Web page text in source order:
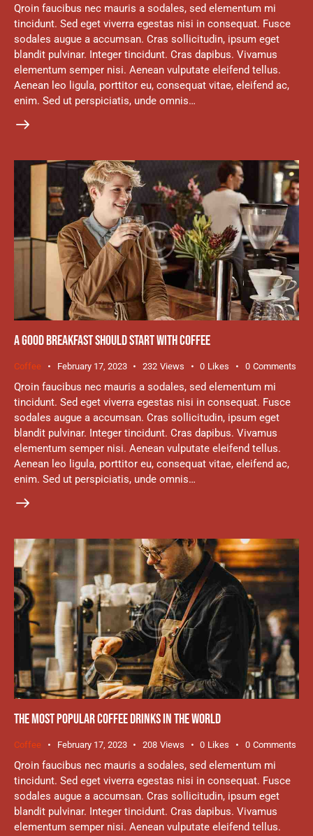
Qroin faucibus nec mauris a sodales, sed elementum mi
tincidunt. Sed eget viverra egestas nisi in consequat. Fusce
sodales augue a accumsan. Cras sollicitudin, ipsum eget
blandit pulvinar. Integer tincidunt. Cras dapibus. Vivamus
elementum semper nisi. Aenean vulputate eleifend tellus.
Aenean leo ligula, porttitor eu, consequat vitae, eleifend ac,
enim. Sed ut perspiciatis, unde omnis…
A GOOD BREAKFAST SHOULD START WITH COFFEE
Coffee February 17, 2023 232 Views 0 Likes 0 Comments
Qroin faucibus nec mauris a sodales, sed elementum mi
tincidunt. Sed eget viverra egestas nisi in consequat. Fusce
sodales augue a accumsan. Cras sollicitudin, ipsum eget
blandit pulvinar. Integer tincidunt. Cras dapibus. Vivamus
elementum semper nisi. Aenean vulputate eleifend tellus.
Aenean leo ligula, porttitor eu, consequat vitae, eleifend ac,
enim. Sed ut perspiciatis, unde omnis…
THE MOST POPULAR COFFEE DRINKS IN THE WORLD
Coffee February 17, 2023 208 Views 0 Likes 0 Comments
Qroin faucibus nec mauris a sodales, sed elementum mi
tincidunt. Sed eget viverra egestas nisi in consequat. Fusce
sodales augue a accumsan. Cras sollicitudin, ipsum eget
blandit pulvinar. Integer tincidunt. Cras dapibus. Vivamus
elementum semper nisi. Aenean vulputate eleifend tellus.